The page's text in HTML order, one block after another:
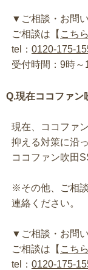
▼ご相談・お問
ご相談は【 こちら
tel： 0120-175-
受付時間：9時～
Q.現在ココファン
現在、ココファ
抑える対策に沿
ココファン吹田
※その他、ご相
連絡ください。
▼ご相談・お問
ご相談は【 こちら
tel： 0120-175-